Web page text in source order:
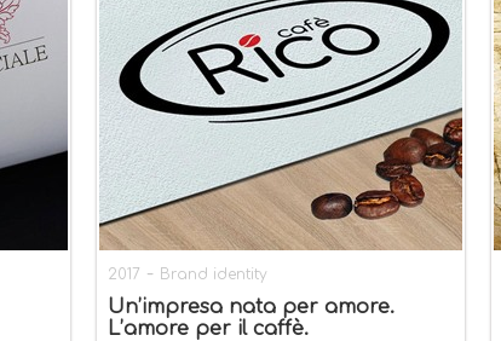
2017 - Brand identity
Un’impresa nata per amore.
L’amore per il caffè.